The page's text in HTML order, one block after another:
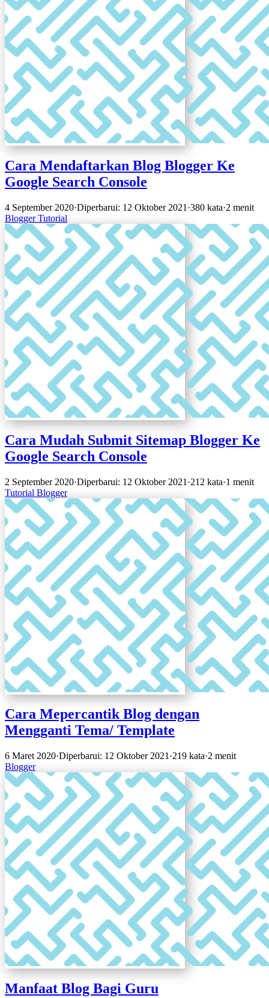
Cara Mendaftarkan Blog Blogger Ke
Google Search Console
4 September 2020·Diperbarui: 12 Oktober 2021 ·380 kata·2 menit
BloggerTutorial
Cara Mudah Submit Sitemap Blogger Ke
Google Search Console
2 September 2020·Diperbarui: 12 Oktober 2021 ·212 kata·1 menit
Tutorial Blogger
Cara Mepercantik Blog dengan
Mengganti Tema/ Template
6 Maret 2020·Diperbarui: 12 Oktober 2021 ·219 kata·2 menit
Blogger
Manfaat Blog Bagi Guru